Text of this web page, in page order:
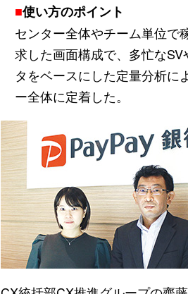
■使い方のポイント
センター全体やチーム単位で
求した画面構成で、多忙な
タをベースにした定量分析に
ー全体に定着した。